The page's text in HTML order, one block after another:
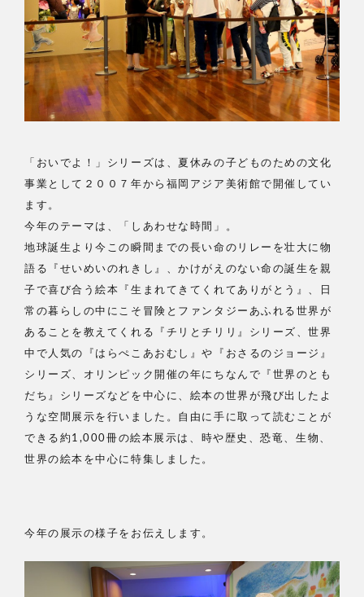
「おいでよ！」シリーズは、夏休みの子どものための文化
事業として２００７年から福岡アジア美術館で開催してい
ます。
今年のテーマは、「しあわせな時間」。
地球誕生より今この瞬間までの長い命のリレーを壮大に物
語る『せいめいのれきし』、かけがえのない命の誕生を親
子で喜び合う絵本『生まれてきてくれてありがとう』、日
常の暮らしの中にこそ冒険とファンタジーあふれる世界が
あることを教えてくれる『チリとチリリ』シリーズ、世界
中で人気の『はらぺこあおむし』や『おさるのジョージ』
シリーズ、オリンピック開催の年にちなんで『世界のとも
だち』シリーズなどを中心に、絵本の世界が飛び出したよ
うな空間展示を行いました。自由に手に取って読むことが
できる約1,000冊の絵本展示は、時や歴史、恐竜、生物、
世界の絵本を中心に特集しました。
今年の展示の様子をお伝えします。